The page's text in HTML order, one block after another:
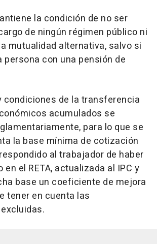
la condición de no ser
de ningún régimen público ni
mutualidad alternativa, salvo si
persona con una pensión de
condiciones de la transferencia
acumulados se
para lo que se
la base mínima de cotización
al trabajador de haber
el RETA, actualizada al IPC y
base un coeficiente de mejora
tener en cuenta las